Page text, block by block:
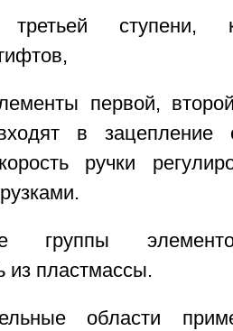
третьей ступени,
первой,
в
ручки
группы
из пластмассы.
области